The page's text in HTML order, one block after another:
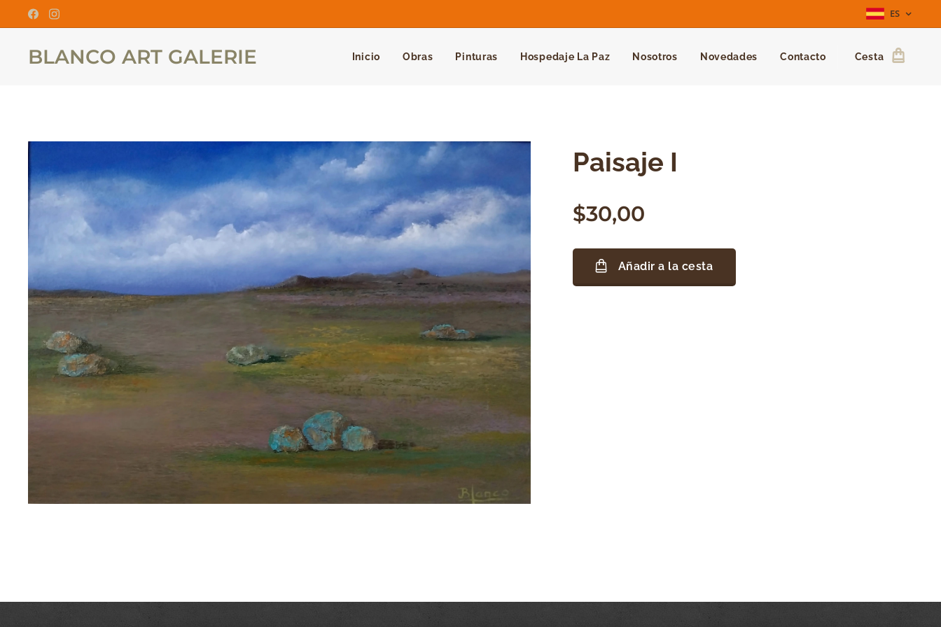
ES
BLANCO ART GALERIE Inicio Obras Pinturas Hospedaje La Paz Nosotros Novedades Contacto Cesta
Paisaje I
$30,00
Añadir a la cesta